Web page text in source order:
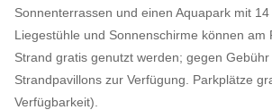
Sonnenterrassen und einen Aquapark mit 14
Liegestühle und Sonnenschirme können am
Strand gratis genutzt werden; gegen
Strandpavillons zur Verfügung. Parkplätze
Verfügbarkeit).